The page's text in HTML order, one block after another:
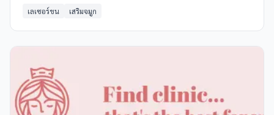
เลเซอร์ขน เสริมจมูก